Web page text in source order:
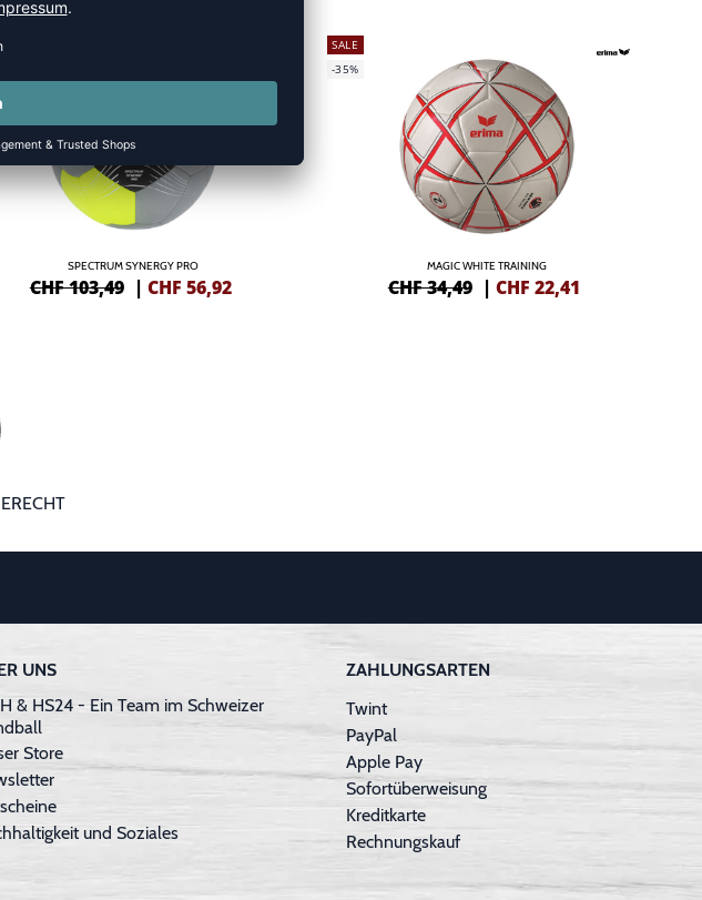
SPECTRUM SYNERGY PRO
CHF 103,49 | CHF 56,92
SALE
-35%
MAGIC WHITE TRAINING
CHF 34,49 | CHF 22,41
UNS
& HS24 - Ein Team im Schweizer
Store
und Soziales
ZAHLUNGSARTEN
Twint
PayPal
Apple Pay
Sofortüberweisung
Kreditkarte
Rechnungskauf